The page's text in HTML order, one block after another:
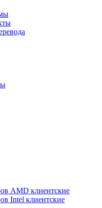
AMD клиентские
Intel клиентские